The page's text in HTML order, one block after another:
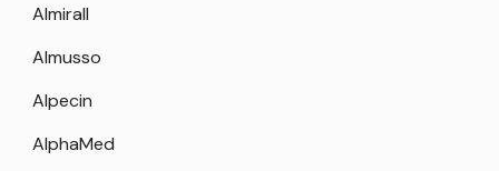
Almirall
Almusso
Alpecin
AlphaMed